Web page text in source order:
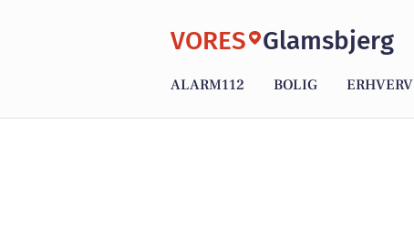
VORES Glamsbjerg
ALARM112 BOLIG ERHVERV